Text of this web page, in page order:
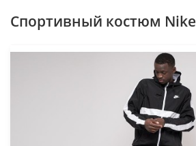
Спортивный костюм Nike